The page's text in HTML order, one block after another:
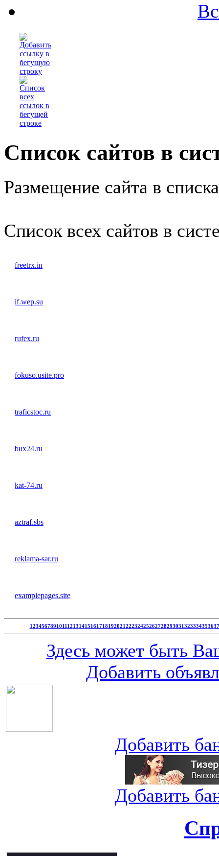
Список сайтов в
Размещение сайта в
Список всех сайтов в
freetrx.in
if.wep.su
rufex.ru
fokuso.usite.pro
traficstoc.ru
bux24.ru
kat-74.ru
aztraf.sbs
reklama-sar.ru
examplepages.site
12345678910111213141516171819202122232425262728293031323334353637
Здесь может быть
Добавить
Добавить
Добавить